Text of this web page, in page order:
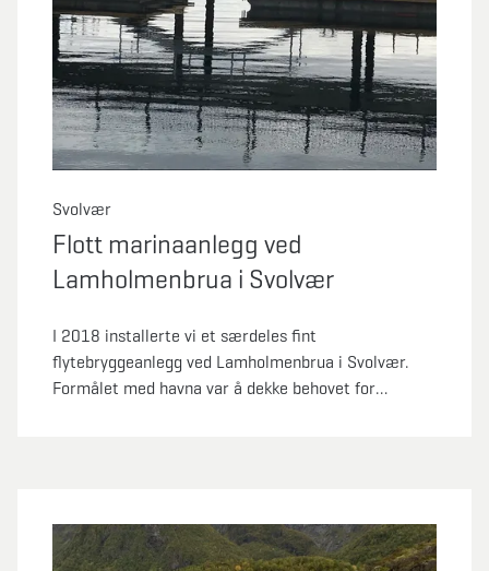
Svolvær
Flott marinaanlegg ved
Lamholmenbrua i Svolvær
I 2018 installerte vi et særdeles fint
flytebryggeanlegg ved Lamholmenbrua i Svolvær.
Formålet med havna var å dekke behovet for